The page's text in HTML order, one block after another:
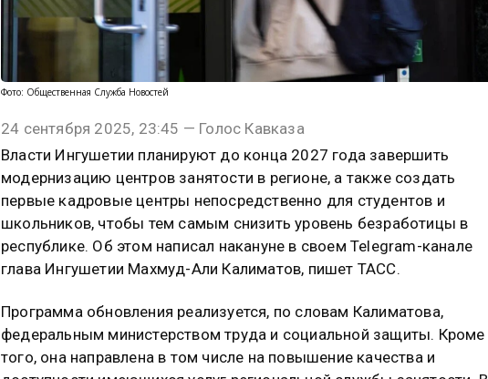
Фото: Общественная Служба Новостей
24 сентября 2025, 23:45 — Голос Кавказа
Власти Ингушетии планируют до конца 2027 года завершить
модернизацию центров занятости в регионе, а также создать
первые кадровые центры непосредственно для студентов и
школьников, чтобы тем самым снизить уровень безработицы в
республике. Об этом написал накануне в своем Telegram-канале
глава Ингушетии Махмуд-Али Калиматов, пишет ТАСС.
Программа обновления реализуется, по словам Калиматова,
федеральным министерством труда и социальной защиты. Кроме
того, она направлена в том числе на повышение качества и